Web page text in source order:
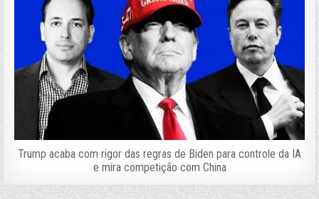
Trump acaba com rigor das regras de Biden para controle da IA
e mira competição com China